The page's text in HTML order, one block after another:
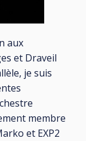
aux
et Draveil
je suis
membre
et EXP2